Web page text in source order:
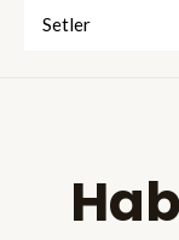
Setler